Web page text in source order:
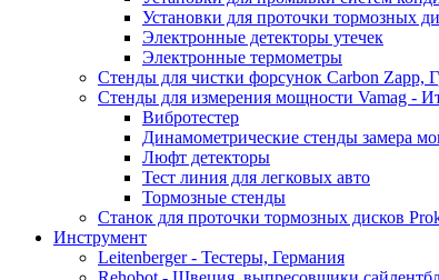
Установки для проточки тормозных
Электронные детекторы утечек
Электронные термометры
Стенды для чистки форсунок Carbon Zapp,
Стенды для измерения мощности Vamag -
Вибротестер
Динамометрические стенды замера
Люфт детекторы
Тест линия для легковых авто
Тормозные стенды
Станок для проточки тормозных дисков
Инструмент
Leitenberger - Тестеры, Германия